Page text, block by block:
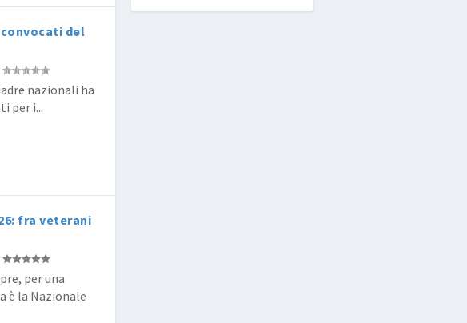
del
nazionali ha
per i...
fra veterani
per una
è la Nazionale